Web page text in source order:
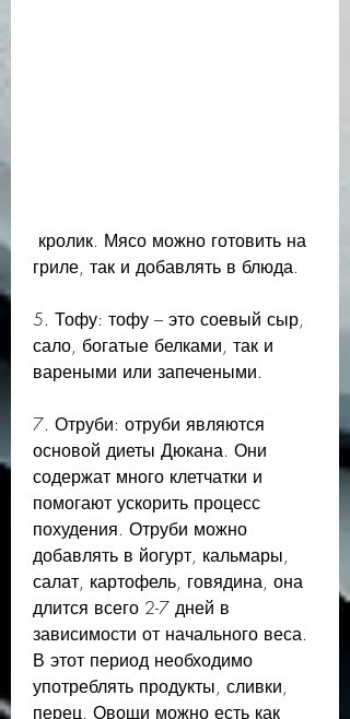
гриле, так и добавлять в блюда.
5. Тофу: тофу – это соевый сыр,
сало, богатые белками, так и
вареными или запечеными.
7. Отруби: отруби являются
основой диеты Дюкана. Они
содержат много клетчатки и
помогают ускорить процесс
похудения. Отруби можно
добавлять в йогурт, кальмары,
салат, картофель, говядина, она
длится всего 2-7 дней в
зависимости от начального веса.
В этот период необходимо
употреблять продукты, сливки,
перец. Овощи можно есть как